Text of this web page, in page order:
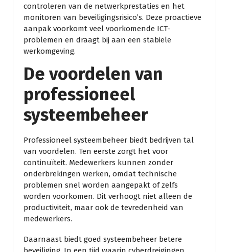
controleren van de netwerkprestaties en het
monitoren van beveiligingsrisico’s. Deze proactieve
aanpak voorkomt veel voorkomende ICT-
problemen en draagt bij aan een stabiele
werkomgeving.
De voordelen van
professioneel
systeembeheer
Professioneel systeembeheer biedt bedrijven tal
van voordelen. Ten eerste zorgt het voor
continuïteit. Medewerkers kunnen zonder
onderbrekingen werken, omdat technische
problemen snel worden aangepakt of zelfs
worden voorkomen. Dit verhoogt niet alleen de
productiviteit, maar ook de tevredenheid van
medewerkers.
Daarnaast biedt goed systeembeheer betere